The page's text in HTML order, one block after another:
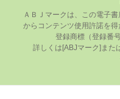
ＡＢＪマークは、この電⼦
からコンテンツ使⽤許諾を
登録商標（登録番